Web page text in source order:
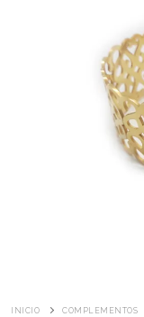
INICIO COMPLEMENTOS